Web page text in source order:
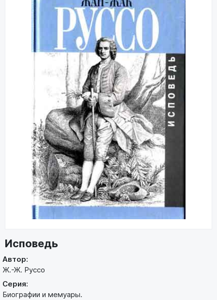
Исповедь
Автор:
Ж.-Ж. Руссо
Серия:
Биографии и мемуары.